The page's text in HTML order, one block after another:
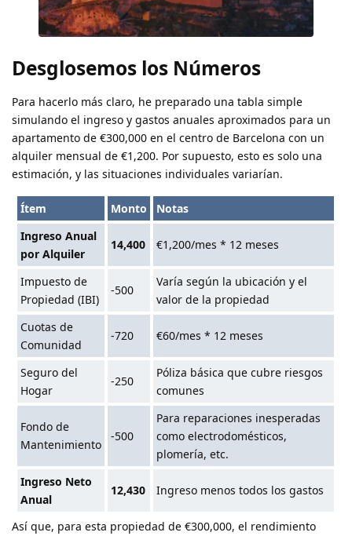
Desglosemos los Números
Para hacerlo más claro, he preparado una tabla simple
simulando el ingreso y gastos anuales aproximados para un
apartamento de €300,000 en el centro de Barcelona con un
alquiler mensual de €1,200. Por supuesto, esto es solo una
estimación, y las situaciones individuales variarían.
Ítem Monto
Notas
Ingreso Anual
por Alquiler
14,400 €1,200/mes * 12 meses
Impuesto de
Propiedad (IBI)
-500
Varía según la ubicación y el
valor de la propiedad
Cuotas de
Comunidad
-720 €60/mes * 12 meses
Seguro del
Hogar
-250
Póliza básica que cubre riesgos
comunes
Fondo de
Mantenimiento
-500
Para reparaciones inesperadas
como electrodomésticos,
plomería, etc.
Ingreso Neto
Anual
12,430 Ingreso menos todos los gastos
Así que, para esta propiedad de €300,000, el rendimiento